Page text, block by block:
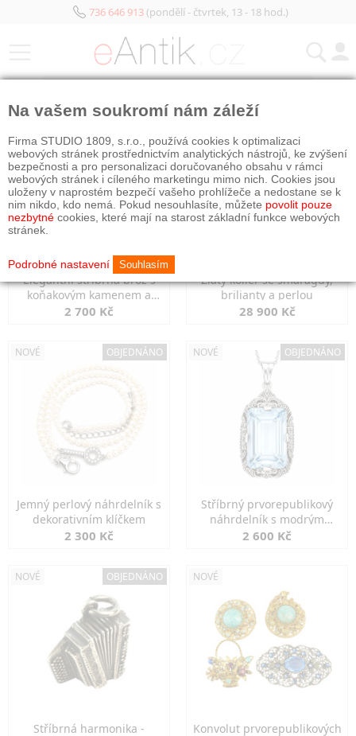
736 646 913(pondělí - čtvrtek, 13 - 18 hod.)
Elegantní stříbrná brož s
koňakovým kamenem a
markazity
2 700 Kč
Zlatý kolier se smaragdy,
brilianty a perlou
28 900 Kč
NOVÉ OBJEDNÁNO
Jemný perlový náhrdelník s
dekorativním klíčkem
2 300 Kč
NOVÉ OBJEDNÁNO
Stříbrný prvorepublikový
náhrdelník s modrým
spinelem
2 600 Kč
NOVÉ OBJEDNÁNO
Stříbrná harmonika -
NOVÉ
Konvolut prvorepublikových
Na vašem soukromí nám záleží
Firma STUDIO 1809, s.r.o., používá cookies k optimalizaci
webových stránek prostřednictvím analytických nástrojů, ke zvýšení
bezpečnosti a pro personalizaci doručovaného obsahu v rámci
webových stránek i cíleného marketingu mimo nich. Cookies jsou
uloženy v naprostém bezpečí vašeho prohlížeče a nedostane se k
nim nikdo, kdo nemá. Pokud nesouhlasíte, můžete povolit pouze
nezbytné cookies, které mají na starost základní funkce webových
stránek.
Podrobné nastavení Souhlasím